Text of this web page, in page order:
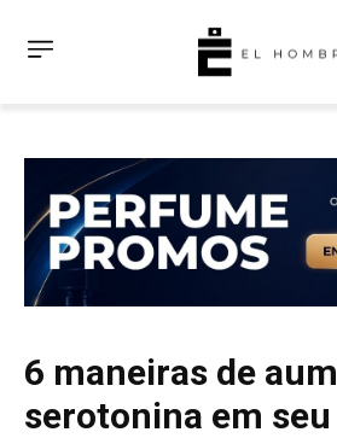
6 maneiras de
serotonina em